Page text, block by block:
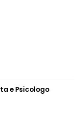
e Psicologo